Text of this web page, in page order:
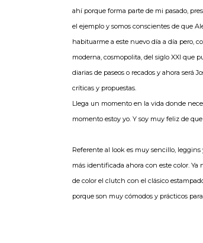
ahí porque forma parte de mi pasado,
el ejemplo y somos conscientes de que
habituarme a este nuevo día a día pero,
moderna, cosmopolita, del siglo XXI que
diarias de paseos o recados y ahora será
críticas y propuestas.
Llega un momento en la vida donde
momento estoy yo. Y soy muy feliz de
Referente al look es muy sencillo,
más identificada ahora con este color.
de color el clutch con el clásico
porque son muy cómodos y prácticos